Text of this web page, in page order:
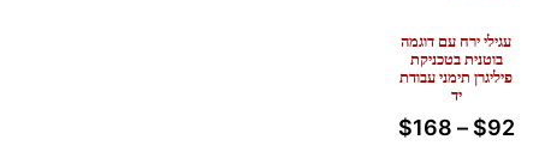
עגילי ירח עם דוגמה
בוטנית בטכניקת
פיליגרן תימני עבודת
יד
$92
–
$168